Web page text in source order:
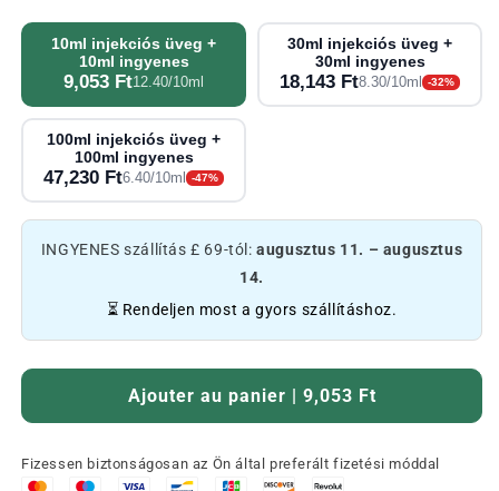
10ml injekciós üveg +
10ml ingyenes
9,053 Ft12.40/10ml
30ml injekciós üveg +
30ml ingyenes
18,143 Ft8.30/10ml -32%
100ml injekciós üveg +
100ml ingyenes
47,230 Ft6.40/10ml -47%
INGYENES szállítás £ 69-tól:augusztus 11. – augusztus
14.
⏳ Rendeljen most a gyors szállításhoz.
Ajouter au panier | 9,053 Ft
Fizessen biztonságosan az Ön által preferált fizetési móddal